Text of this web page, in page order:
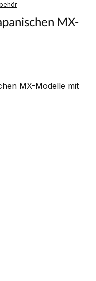
MX-
Wert ein oder benutze